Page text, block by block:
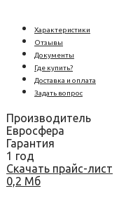
Характеристики
Отзывы
Документы
Где купить?
Доставка и оплата
Задать вопрос
Производитель
Евросфера
Гарантия
1 год
Скачать прайс-лист
0,2 Мб